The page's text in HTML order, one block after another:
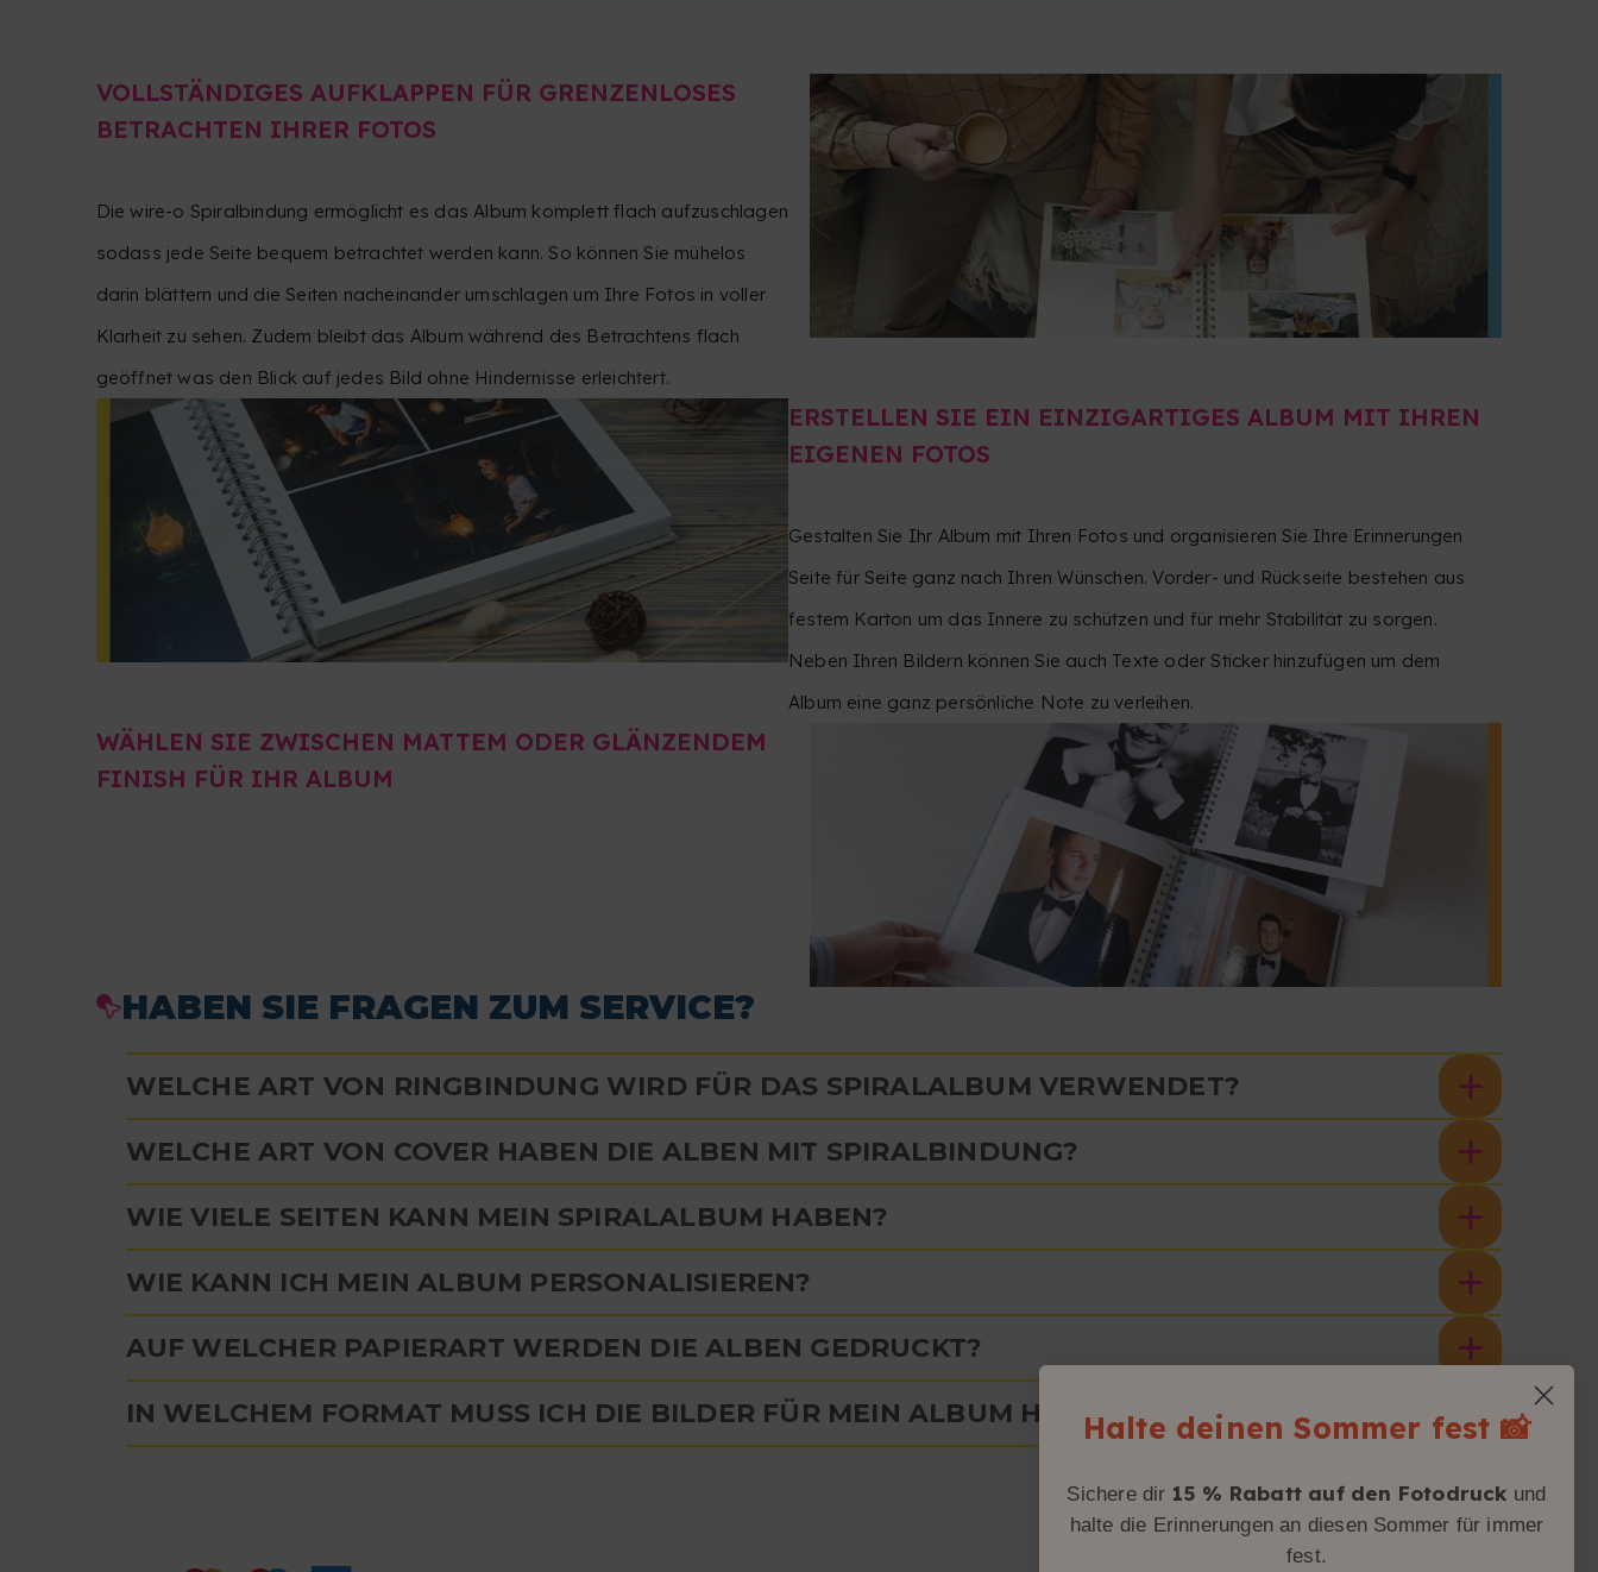
VOLLSTÄNDIGES AUFKLAPPEN FÜR GRENZENLOSES
BETRACHTEN IHRER FOTOS
Die wire-o Spiralbindung ermöglicht es das Album komplett flach aufzuschlagen
sodass jede Seite bequem betrachtet werden kann. So können Sie mühelos
darin blättern und die Seiten nacheinander umschlagen um Ihre Fotos in voller
Klarheit zu sehen. Zudem bleibt das Album während des Betrachtens flach
geöffnet was den Blick auf jedes Bild ohne Hindernisse erleichtert.
ERSTELLEN SIE EIN EINZIGARTIGES ALBUM MIT IHREN
EIGENEN FOTOS
Gestalten Sie Ihr Album mit Ihren Fotos und organisieren Sie Ihre Erinnerungen
Seite für Seite ganz nach Ihren Wünschen. Vorder- und Rückseite bestehen aus
festem Karton um das Innere zu schützen und für mehr Stabilität zu sorgen.
Neben Ihren Bildern können Sie auch Texte oder Sticker hinzufügen um dem
Album eine ganz persönliche Note zu verleihen.
WÄHLEN SIE ZWISCHEN MATTEM ODER GLÄNZENDEM
FINISH FÜR IHR ALBUM
HABEN SIE FRAGEN ZUM SERVICE?
WELCHE ART VON RINGBINDUNG WIRD FÜR DAS SPIRALALBUM VERWENDET?
WELCHE ART VON COVER HABEN DIE ALBEN MIT SPIRALBINDUNG?
WIE VIELE SEITEN KANN MEIN SPIRALALBUM HABEN?
WIE KANN ICH MEIN ALBUM PERSONALISIEREN?
AUF WELCHER PAPIERART WERDEN DIE ALBEN GEDRUCKT?
IN WELCHEM FORMAT MUSS ICH DIE BILDER FÜR MEIN ALBUM HOCHLADEN?Halte deinen Sommer fest 📸
Sichere dir 15 % Rabatt auf den Fotodruck und
halte die Erinnerungen an diesen Sommer für immer
fest.